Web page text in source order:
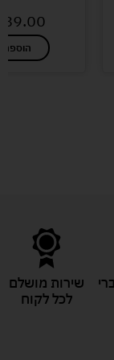
89.00
הוספה
שירות מושלם
לכל לקוח